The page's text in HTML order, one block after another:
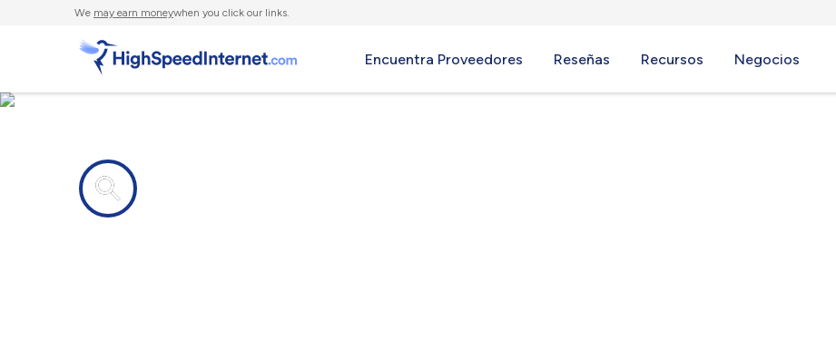
We may earn moneywhen you click our links.
Encuentra Proveedores Reseñas Recursos Negocios